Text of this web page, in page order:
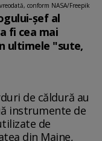
conform NASA/Freepik
șef al
fi cea mai
ultimele "sute,
de căldură au
instrumente de
de
din Maine,